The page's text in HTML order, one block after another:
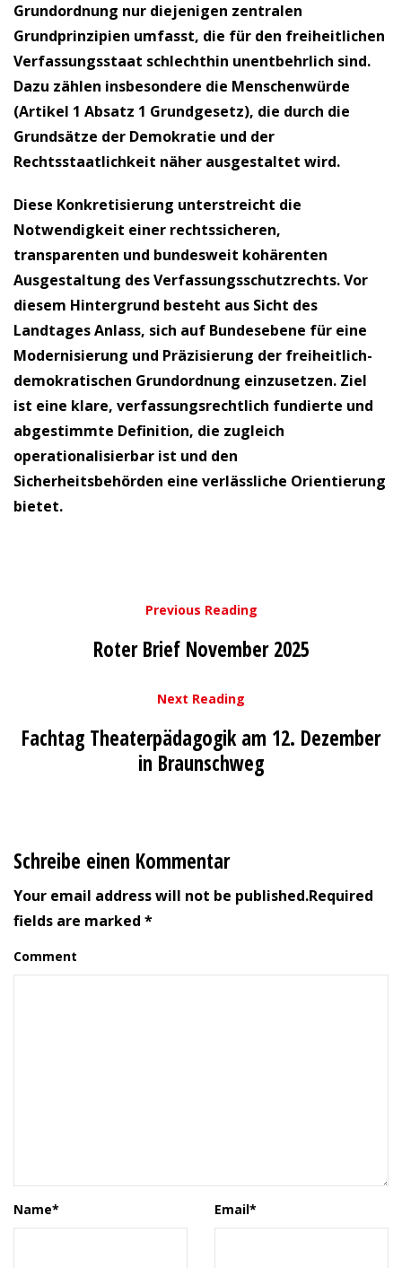
Grundordnung nur diejenigen zentralen
Grundprinzipien umfasst, die für den freiheitlichen
Verfassungsstaat schlechthin unentbehrlich sind.
Dazu zählen insbesondere die Menschenwürde
(Artikel 1 Absatz 1 Grundgesetz), die durch die
Grundsätze der Demokratie und der
Rechtsstaatlichkeit näher ausgestaltet wird.
Diese Konkretisierung unterstreicht die
Notwendigkeit einer rechtssicheren,
transparenten und bundesweit kohärenten
Ausgestaltung des Verfassungsschutzrechts. Vor
diesem Hintergrund besteht aus Sicht des
Landtages Anlass, sich auf Bundesebene für eine
Modernisierung und Präzisierung der freiheitlich-
demokratischen Grundordnung einzusetzen. Ziel
ist eine klare, verfassungsrechtlich fundierte und
abgestimmte Definition, die zugleich
operationalisierbar ist und den
Sicherheitsbehörden eine verlässliche Orientierung
bietet.
Previous Reading
Roter Brief November 2025
Next Reading
Fachtag Theaterpädagogik am 12. Dezember
in Braunschweg
Schreibe einen Kommentar
Your email address will not be published.Required
fields are marked *
Comment
Name* Email*